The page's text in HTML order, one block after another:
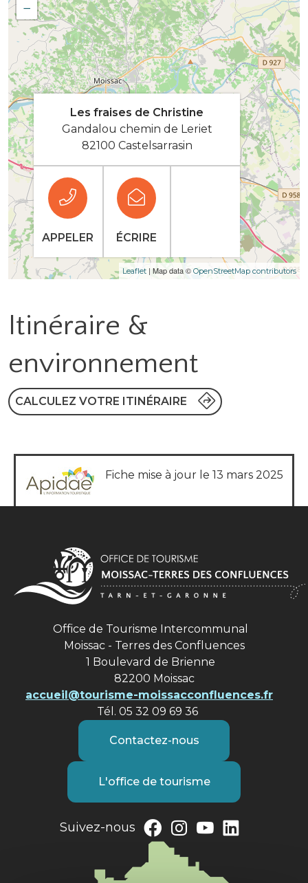
−
Leaflet | Map data © OpenStreetMap contributors
Les fraises de Christine
Gandalou chemin de Leriet
82100 Castelsarrasin
APPELER ÉCRIRE
Itinéraire &
environnement
CALCULEZ VOTRE ITINÉRAIRE
Fiche mise à jour le 13 mars 2025
Office de Tourisme Intercommunal
Moissac - Terres des Confluences
1 Boulevard de Brienne
82200 Moissac
accueil@tourisme-moissacconfluences.fr
Tél. 05 32 09 69 36
Contactez-nous
L'office de tourisme
Suivez-nous